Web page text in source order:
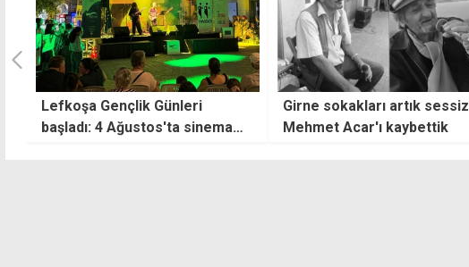
Girne sokakları artık sessiz...
Mehmet Acar'ı kaybettik
44 ülkeden katılım sağlanan
karikatür yarışmasında